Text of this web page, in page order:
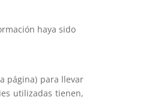
haya sido
página) para llevar
utilizadas tienen,